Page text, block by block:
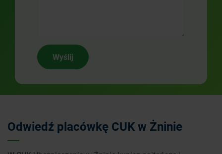
Wyślij
Odwiedź placówkę CUK w Żninie